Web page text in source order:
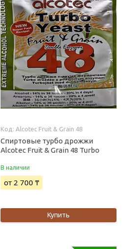
Alcotec Fruit & Grain 48
Спиртовые турбо дрожжи
Alcotec Fruit & Grain 48 Turbo
В наличии
от 2 700 ₸
Купить